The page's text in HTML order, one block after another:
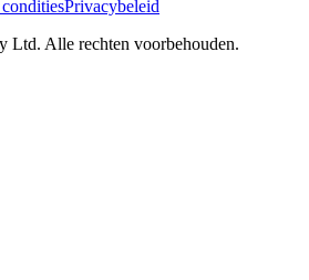
Privacybeleid
Ltd. Alle rechten voorbehouden.